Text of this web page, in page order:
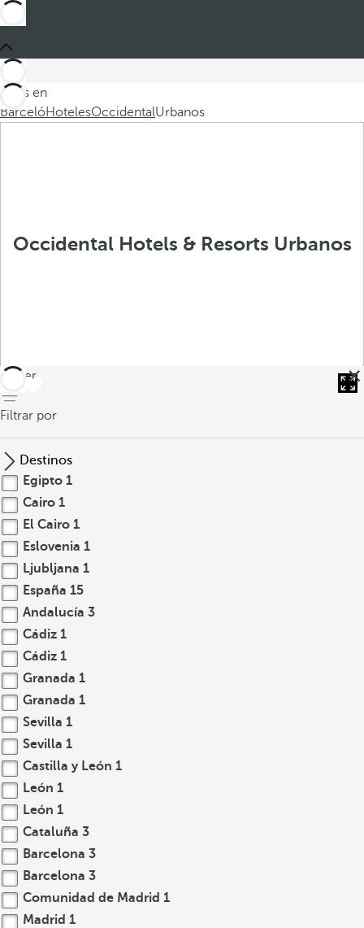
Estás en
BarcelóHotelesOccidentalUrbanos
Occidental Hotels & Resorts Urbanos
volver
Filtrar por
Destinos
Egipto 1
Cairo 1
El Cairo 1
Eslovenia 1
Ljubljana 1
España 15
Andalucía 3
Cádiz 1
Cádiz 1
Granada 1
Granada 1
Sevilla 1
Sevilla 1
Castilla y León 1
León 1
León 1
Cataluña 3
Barcelona 3
Barcelona 3
Comunidad de Madrid 1
Madrid 1